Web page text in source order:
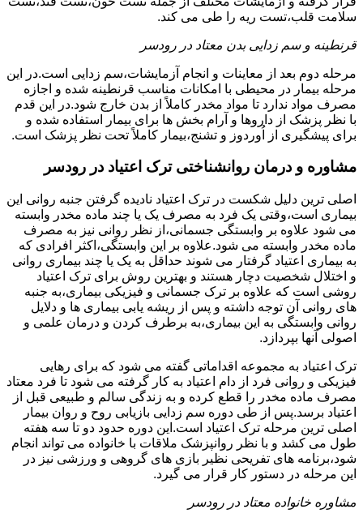
سلامت قلب،تست ریه را طی می کند.
قرنطینه و سم زدایی بدن معتاد در رودسر
مرحله دوم بعد از معاینات و انجام آزمایشات،سم زدایی است.در این
مرحله بیمار در محیطی با امکانات مناسب قرنطینه شده و اجازه
مصرف مواد ندارد تا مواد مخدر کاملاً از بدن خارج شود.در این قدم
با نظر پزشک از داروها و آرام بخش ها برای بیمار استفاده شده و
برای پیشگیری از اُوردوز و تشنج،بیمار کاملاً تحت نظر پزشک است.
مشاوره و درمان روانشناختی ترک اعتیاد در رودسر
اصلی ترین دلیل شکست در ترک اعتیاد نادیده گرفتن جنبه روانی این
بیماری است،وقتی یک فرد به مصرف یک یا چند ماده مخدر وابسته
می شود علاوه بر وابستگی جسمانی،از نظر روانی نیز به مصرف
ماده مخدر وابسته می شود.علاوه بر این وابستگی،اکثر افرادی که
به بیماری اعتیاد گرفتار می شوند حداقل به یک یا چند بیماری روانی
و اختلال شخصیت دچار هستند و بهترین روش برای ترک اعتیاد
روشی است که علاوه بر ترک جسمانی و فیزیکی بیماری،به جنبه
های روانی آن توجه داشته و پس از ریشه یابی بیماری ها و دلایل
روانی وابستگی به این بیماری،به برطرف کردن و درمان علمی و
اصولی آنها بپردازد.
ترک اعتیاد به مجموعه اقداماتی گفته می شود که برای رهایی
فیزیکی و روانی فرد از دام اعتیاد به کار گرفته می شود تا فرد معتاد
مصرف ماده مخدر را قطع کرده و به زندگی سالم و طبیعی قبل از
اعتیاد برسد.پس از طی دوره سم زدایی بازیابی روح و روان بیمار
اصلی ترین مرحله ترک اعتیاد است.این دوره حدود دو تا سه هفته
طول می کشد و با نظر روانپزشک ملاقات با خانواده می تواند انجام
شود،برنامه های تفریحی نظیر بازی های گروهی و ورزشی نیز در
این مرحله در دستور کار قرار می گیرد.
مشاوره خانواده معتاد در رودسر